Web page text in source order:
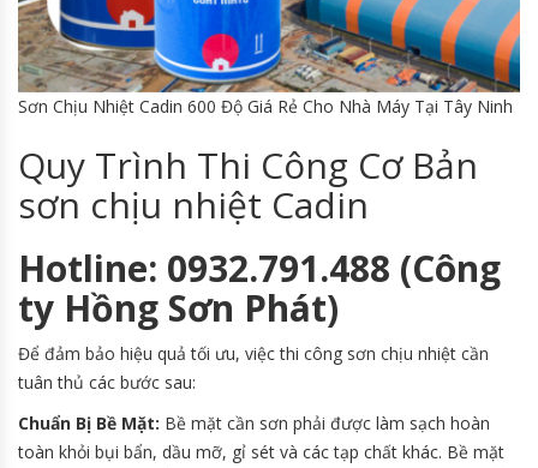
Sơn Chịu Nhiệt Cadin 600 Độ Giá Rẻ Cho Nhà Máy Tại Tây Ninh
Quy Trình Thi Công Cơ Bản
sơn chịu nhiệt Cadin
Hotline: 0932.791.488 (Công
ty Hồng Sơn Phát)
Để đảm bảo hiệu quả tối ưu, việc thi công sơn chịu nhiệt cần
tuân thủ các bước sau:
Chuẩn Bị Bề Mặt: Bề mặt cần sơn phải được làm sạch hoàn
toàn khỏi bụi bẩn, dầu mỡ, gỉ sét và các tạp chất khác. Bề mặt